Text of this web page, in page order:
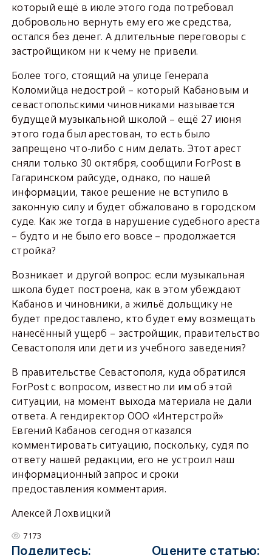
который ещё в июле этого года потребовал
добровольно вернуть ему его же средства,
остался без денег. А длительные переговоры с
застройщиком ни к чему не привели.
Более того, стоящий на улице Генерала
Коломийца недострой – который Кабановым и
севастопольскими чиновниками называется
будущей музыкальной школой – ещё 27 июня
этого года был арестован, то есть было
запрещено что-либо с ним делать. Этот арест
сняли только 30 октября, сообщили ForPost в
Гагаринском райсуде, однако, по нашей
информации, такое решение не вступило в
законную силу и будет обжаловано в городском
суде. Как же тогда в нарушение судебного ареста
– будто и не было его вовсе – продолжается
стройка?
Возникает и другой вопрос: если музыкальная
школа будет построена, как в этом убеждают
Кабанов и чиновники, а жильё дольщику не
будет предоставлено, кто будет ему возмещать
нанесённый ущерб – застройщик, правительство
Севастополя или дети из учебного заведения?
В правительстве Севастополя, куда обратился
ForPost с вопросом, известно ли им об этой
ситуации, на момент выхода материала не дали
ответа. А гендиректор ООО «Интерстрой»
Евгений Кабанов сегодня отказался
комментировать ситуацию, поскольку, судя по
ответу нашей редакции, его не устроил наш
информационный запрос и сроки
предоставления комментария.
Алексей Лохвицкий
7173
Поделитесь: Оцените статью: